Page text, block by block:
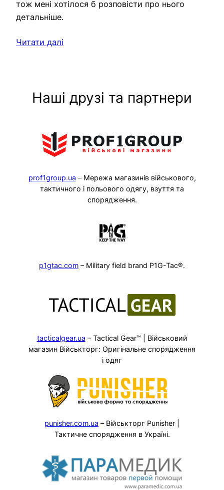
тож мені хотілося б розповісти про нього
детальніше.
Читати далі
Наші друзі та партнери
prof1group.ua – Мережа магазинів військового,
тактичного і польового одягу, взуття та
спорядження.
p1gtac.com – Military field brand P1G-Tac®.
tacticalgear.ua – Tactical Gear™ | Військовий
магазин Військторг: Оригінальне спорядження
і одяг
punisher.com.ua – Військторг Punisher |
Тактичне спорядження в Україні.